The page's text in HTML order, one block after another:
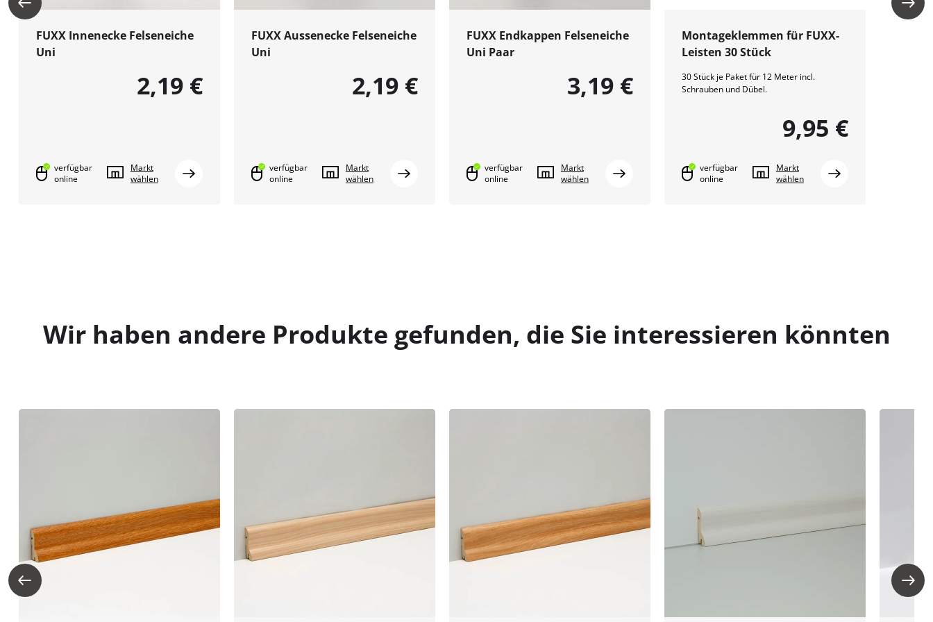
FUXX Innenecke Felseneiche
Uni
2,19 €
verfügbar
online
Markt
wählen
FUXX Aussenecke Felseneiche
Uni
2,19 €
verfügbar
online
Markt
wählen
FUXX Endkappen Felseneiche
Uni Paar
3,19 €
verfügbar
online
Markt
wählen
Montageklemmen für FUXX-
Leisten 30 Stück
30 Stück je Paket für 12 Meter incl.
Schrauben und Dübel.
9,95 €
verfügbar
online
Markt
wählen
Wir haben andere Produkte gefunden, die Sie interessieren könnten